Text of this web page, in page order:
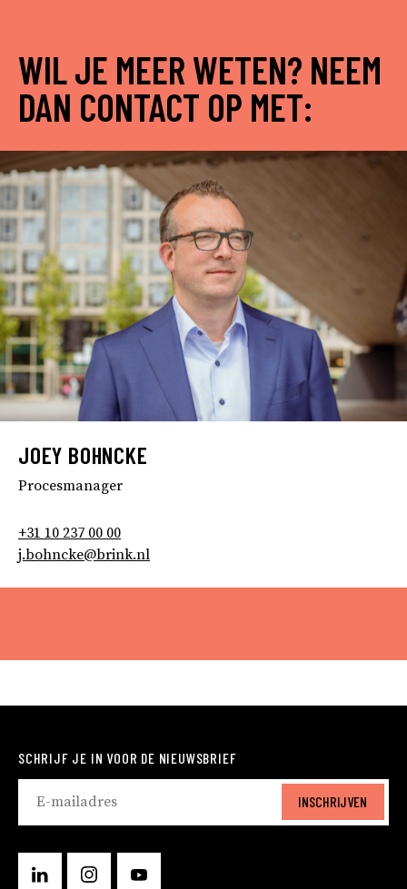
WIL JE MEER WETEN? NEEM
DAN CONTACT OP MET:
JOEY BOHNCKE
Procesmanager
+31 10 237 00 00
j.bohncke@brink.nl
SCHRIJF JE IN VOOR DE NIEUWSBRIEF
INSCHRIJVEN